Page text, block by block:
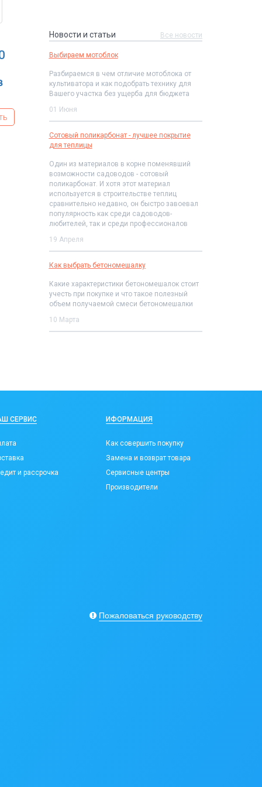
Новости и статьи Все новости
Выбираем мотоблок
Разбираемся в чем отличие мотоблока от
культиватора и как подобрать технику для
Вашего участка без ущерба для бюджета
01 Июня
Сотовый поликарбонат - лучшее покрытие
для теплицы
Один из материалов в корне поменявший
возможности садоводов - сотовый
поликарбонат. И хотя этот материал
используется в строительстве теплиц
сравнительно недавно, он быстро завоевал
популярность как среди садоводов-
любителей, так и среди профессионалов
19 Апреля
Как выбрать бетономешалку
Какие характеристики бетономешалок стоит
учесть при покупке и что такое полезный
объем получаемой смеси бетономешалки
10 Марта
СЕРВИС
и рассрочка
ИФОРМАЦИЯ
Как совершить покупку
Замена и возврат товара
Сервисные центры
Производители
Пожаловаться руководству